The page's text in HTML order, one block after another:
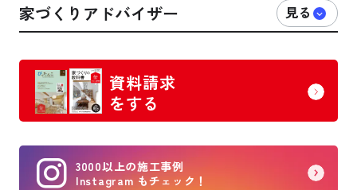
家づくりアドバイザー
資料請求
をする
3000以上の施工事例
Instagram もチェック！